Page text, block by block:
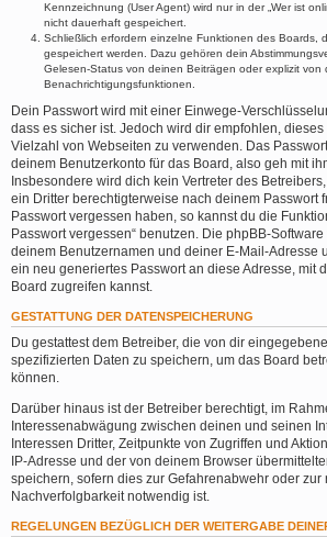
Kennzeichnung (User Agent) wird nur in der „Wer ist
nicht dauerhaft gespeichert.
Schließlich erfordern einzelne Funktionen des Boards,
gespeichert werden. Dazu gehören dein
Gelesen-Status von deinen Beiträgen oder explizit von
Benachrichtigungsfunktionen.
Dein Passwort wird mit einer Einwege-
dass es sicher ist. Jedoch wird dir empfohlen,
Vielzahl von Webseiten zu verwenden. Das
deinem Benutzerkonto für das Board, also geh mit
Insbesondere wird dich kein Vertreter des
ein Dritter berechtigterweise nach deinem Passwort
Passwort vergessen haben, so kannst du die
Passwort vergessen“ benutzen. Die phpBB-
deinem Benutzernamen und deiner E-Mail-Adresse
ein neu generiertes Passwort an diese Adresse, mit
Board zugreifen kannst.
GESTATTUNG DER DATENSPEICHERUNG
Du gestattest dem Betreiber, die von dir
spezifizierten Daten zu speichern, um das Board
können.
Darüber hinaus ist der Betreiber berechtigt, im
Interessenabwägung zwischen deinen und seinen
Interessen Dritter, Zeitpunkte von Zugriffen und
IP-Adresse und der von deinem Browser
speichern, sofern dies zur Gefahrenabwehr oder zur
Nachverfolgbarkeit notwendig ist.
REGELUNGEN BEZÜGLICH DER WEITERGABE